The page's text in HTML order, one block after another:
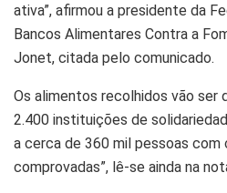
ativa”, afirmou a presidente da
Bancos Alimentares Contra a
Jonet, citada pelo comunicado.
Os alimentos recolhidos vão ser
2.400 instituições de
a cerca de 360 mil pessoas com
comprovadas”, lê-se ainda na